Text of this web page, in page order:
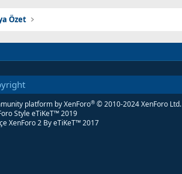
Özet
platform by XenForo® © 2010-2024 XenForo Ltd.
Style eTiKeT™ 2019
XenForo 2By eTiKeT™ 2017